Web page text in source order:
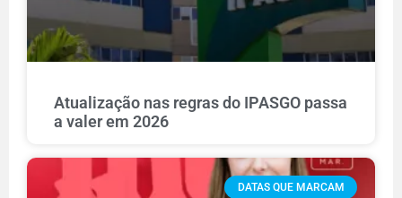
Atualização nas regras do IPASGO passa
a valer em 2026
DATAS QUE MARCAM